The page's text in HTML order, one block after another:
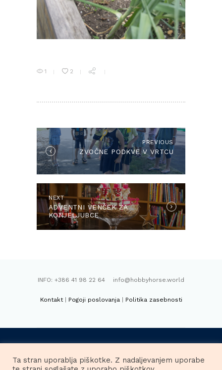
1 2
PREVIOUS Previous
ZVOČNE PODKVE V VRTCU
NEXTNext
post:
ADVENTNI VENČEK ZA
KONJELJUBCE
INFO: +386 41 98 22 64 info@hobbyhorse.world
Kontakt| Pogoji poslovanja | Politika zasebnosti
Ta stran uporablja piškotke. Z nadaljevanjem uporabe